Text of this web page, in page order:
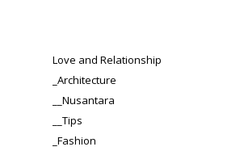
Love and Relationship
_Architecture
__Nusantara
__Tips
_Fashion